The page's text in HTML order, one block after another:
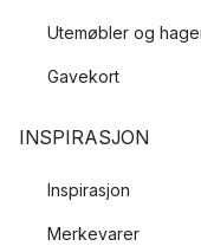
Utemøbler og
Gavekort
INSPIRASJON
Inspirasjon
Merkevarer